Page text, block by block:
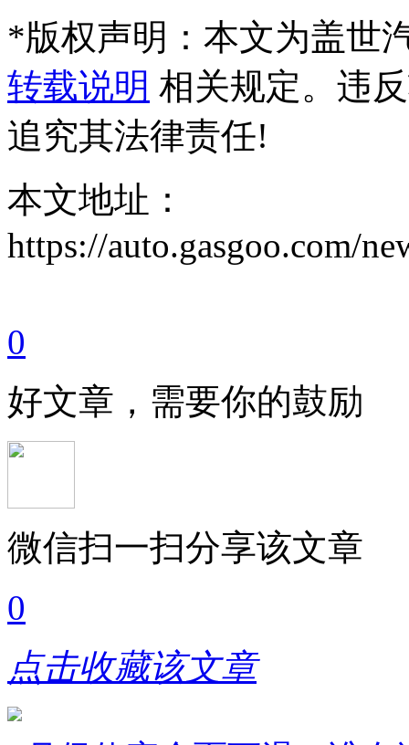
*版权声明：本文为盖世
转载说明 相关规定。违
追究其法律责任!
本文地址：
https://auto.gasgoo.com/
0
好文章，需要你的鼓励
微信扫一扫分享该文章
0
点击收藏该文章